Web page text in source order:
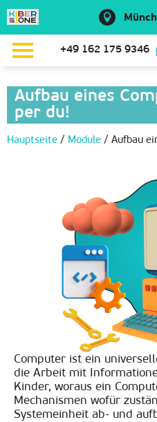
+49 162 175 9346
Aufbau eines
per du!
Hauptseite / Module / Aufbau
Computer ist ein
die Arbeit mit
Kinder, woraus ein
Mechanismen wofür
Systemeinheit ab- und